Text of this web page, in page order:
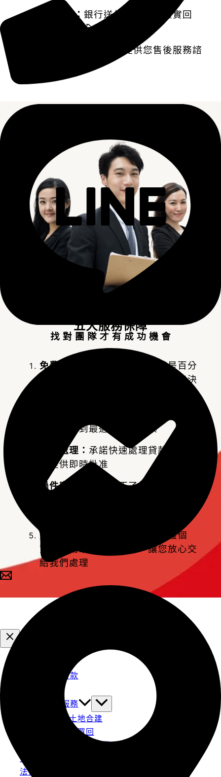
安全隱私： 銀行送件過程進度確實回
報，保證安全和隱私。
案件結案提供您售後服務諮
五大服務保障
找 對 團 隊 才 有 成 功 機 會
免費諮詢：
免費諮詢不是口號是百分
百承諾，貸款條件透明，您有最終決
確保您得到最適合您的方案
快速處理： 承諾快速處理貸款申請，
並提供即時批准
過件率高：
銀行過不了件的、條件不
資料保密：
我們尊重隱私，保護個
資，採用最新安全技術，讓您放心交
給我們處理
民間轉銀行貸款
全方位貸款服務
代購土地合建
買賣附買回
房屋貸款轉增貸
貸款小知識
法拍屋